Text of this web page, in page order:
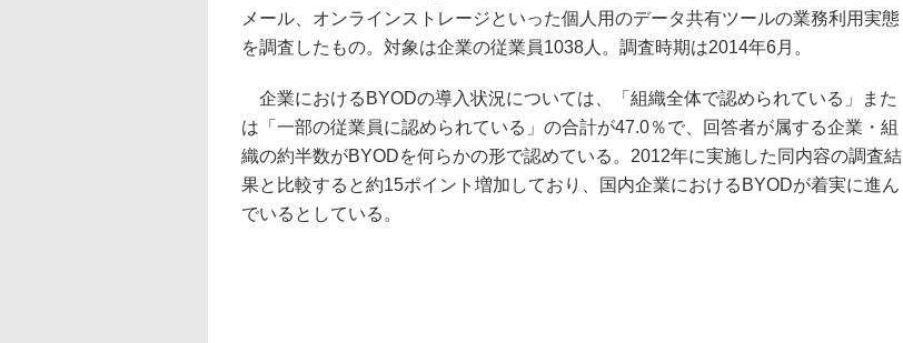
メール、オンラインストレージといった個人用のデータ共有ツールの業務利用実態
を調査したもの。対象は企業の従業員1038人。調査時期は2014年6月。
企業におけるBYODの導入状況については、「組織全体で認められている」また
は「一部の従業員に認められている」の合計が47.0％で、回答者が属する企業・組
織の約半数がBYODを何らかの形で認めている。2012年に実施した同内容の調査結
果と比較すると約15ポイント増加しており、国内企業におけるBYODが着実に進ん
でいるとしている。